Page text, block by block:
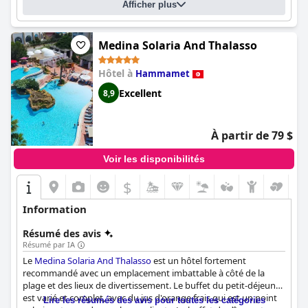
En résumé, le TMK Hotel Flora Park - Adults Only offre un
hébergement serein et bien situé, avec une propreté
remarquable, un personnel amical et d'excellentes installations
de piscine, ce qui en fait un choix attrayant pour les adultes à la
recherche d'une retraite relaxante à Hammamet.
Afficher plus
Medina Solaria And Thalasso
Hôtel à Hammamet
8,9 Excellent
À partir de 79 $
Voir les disponibilités
$
Information
Résumé des avis
Résumé par IA
Le Medina Solaria And Thalassoest un hôtel fortement
recommandé avec un emplacement imbattable à côté de la
plage et des lieux de divertissement. Le buffet du petit-déjeuner
est varié et complet, avec du jus d'orange frais qui est un point
Lire les résumés des avis pour toutes les catégories